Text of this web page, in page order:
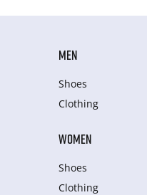
MEN
Shoes
Clothing
WOMEN
Shoes
Clothing